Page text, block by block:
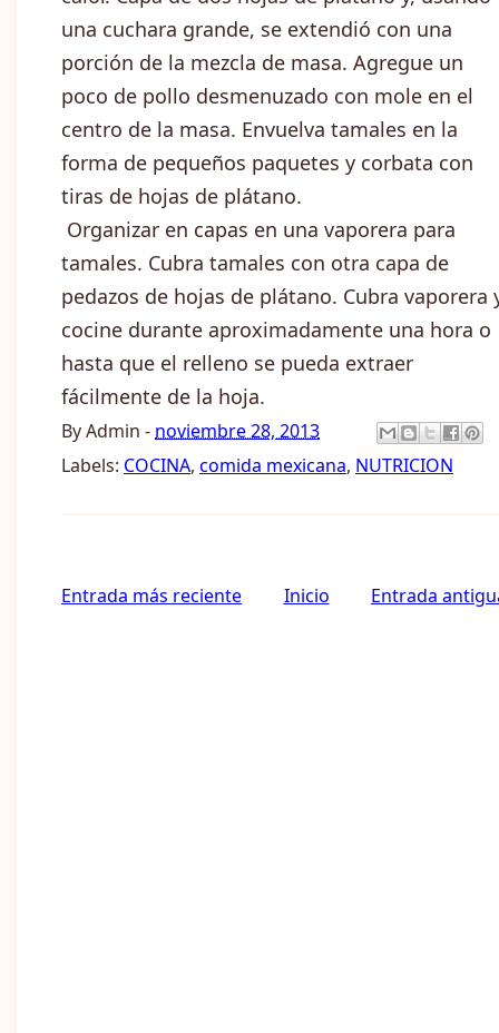
una cuchara grande, se extendió con una
porción de la mezcla de masa. Agregue un
poco de pollo desmenuzado con mole en el
centro de la masa. Envuelva tamales en la
forma de pequeños paquetes y corbata con
tiras de hojas de plátano.
Organizar en capas en una vaporera para
tamales. Cubra tamales con otra capa de
pedazos de hojas de plátano. Cubra vaporera
cocine durante aproximadamente una hora o
hasta que el relleno se pueda extraer
fácilmente de la hoja.
ByAdmin - noviembre 28, 2013
Labels: COCINA, comida mexicana, NUTRICION
Entrada más reciente Entrada
Inicio